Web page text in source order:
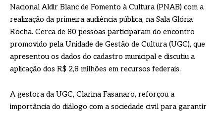
Nacional Aldir Blanc de Fomento à Cultura (PNAB) com a
realização da primeira audiência pública, na Sala Glória
Rocha. Cerca de 80 pessoas participaram do encontro
promovido pela Unidade de Gestão de Cultura (UGC), que
apresentou os dados do cadastro municipal e discutiu a
aplicação dos R$ 2,8 milhões em recursos federais.
A gestora da UGC, Clarina Fasanaro, reforçou a
importância do diálogo com a sociedade civil para garantir